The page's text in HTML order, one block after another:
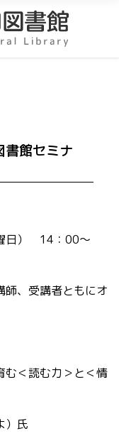
書館セミナ
日） 14：00～
師、受講者ともにオ
む＜読む力＞と＜情
）氏